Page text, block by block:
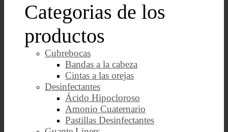
Categorias de los
productos
Cubrebocas
Bandas a la cabeza
Cintas a las orejas
Desinfectantes
Ácido Hipocloroso
Amonio Cuaternario
Pastillas Desinfectantes